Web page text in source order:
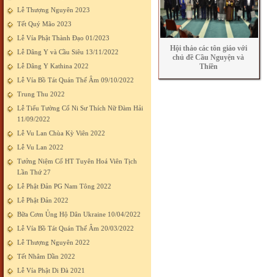
Lễ Thượng Nguyên 2023
Tết Quý Mão 2023
Lễ Vía Phật Thành Đạo 01/2023
Lễ Dâng Y và Cầu Siêu 13/11/2022
Lễ Dâng Y Kathina 2022
Lễ Vía Bồ Tát Quán Thế Âm 09/10/2022
Trung Thu 2022
Lễ Tiểu Tường Cố Ni Sư Thích Nữ Đàm Hải
11/09/2022
Lễ Vu Lan Chùa Kỳ Viên 2022
Lễ Vu Lan 2022
Tưởng Niệm Cố HT Tuyên Hoá Viên Tịch
Lần Thứ 27
Lễ Phật Đản PG Nam Tông 2022
Lễ Phật Đản 2022
Bữa Cơm Ủng Hộ Dân Ukraine 10/04/2022
Lễ Vía Bồ Tát Quán Thế Âm 20/03/2022
Lễ Thượng Nguyên 2022
Tết Nhâm Dần 2022
Lễ Vía Phật Di Đà 2021
Hội thảo các tôn giáo với
chủ đề Cầu Nguyện và
Thiền